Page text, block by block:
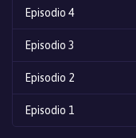
Episodio 4
Episodio 3
Episodio 2
Episodio 1